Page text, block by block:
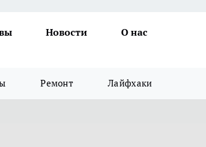
Новости
О нас
Ремонт Лайфхаки